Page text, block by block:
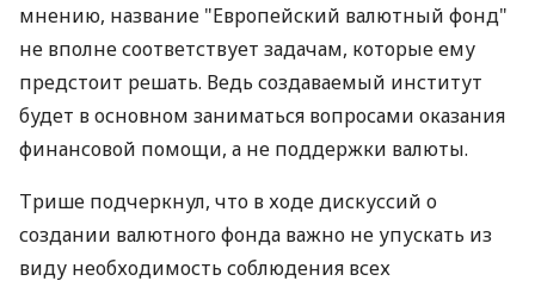
мнению, название "Европейский валютный фонд"
не вполне соответствует задачам, которые ему
предстоит решать. Ведь создаваемый институт
будет в основном заниматься вопросами оказания
финансовой помощи, а не поддержки валюты.
Трише подчеркнул, что в ходе дискуссий о
создании валютного фонда важно не упускать из
виду необходимость соблюдения всех